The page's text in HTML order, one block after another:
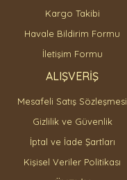
Gönder
Kargo Takibi
Havale Bildirim Formu
İletişim Formu
ALIŞVERİŞ
Mesafeli Satış Sözleşmesi
Gizlilik ve Güvenlik
İptal ve İade Şartları
Kişisel Veriler Politikası